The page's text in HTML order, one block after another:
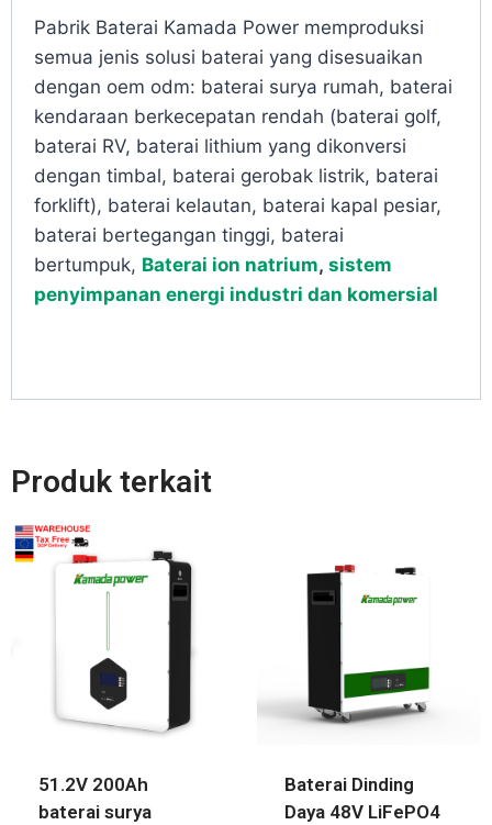
Pabrik Baterai Kamada Power memproduksi
semua jenis solusi baterai yang disesuaikan
dengan oem odm: baterai surya rumah, baterai
kendaraan berkecepatan rendah (baterai golf,
baterai RV, baterai lithium yang dikonversi
dengan timbal, baterai gerobak listrik, baterai
forklift), baterai kelautan, baterai kapal pesiar,
baterai bertegangan tinggi, baterai
bertumpuk, Baterai ion natrium, sistem
penyimpanan energi industri dan komersial
Produk terkait
51.2V 200Ah
baterai surya
Baterai Dinding
Daya 48V LiFePO4